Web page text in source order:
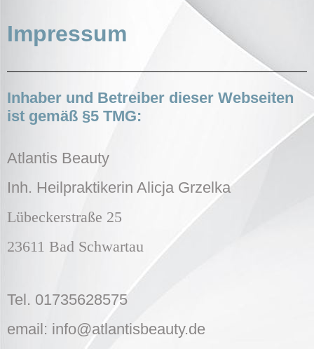
Impressum
Inhaber und Betreiber dieser Webseiten
ist gemäß §5 TMG:
Atlantis Beauty
Inh. Heilpraktikerin Alicja Grzelka
Lübeckerstraße 25
23611 Bad Schwartau
Tel. 01735628575
email: info@atlantisbeauty.de